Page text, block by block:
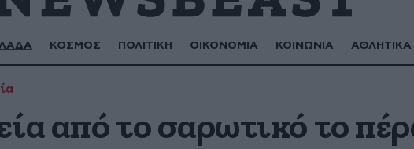
ΚΟΣΜΟΣ ΠΟΛΙΤΙΚΗ ΟΙΚΟΝΟΜΙΑ ΚΟΙΝΩΝΙΑ ΑΘΛΗΤΙΚΑ
από το σαρωτικό το